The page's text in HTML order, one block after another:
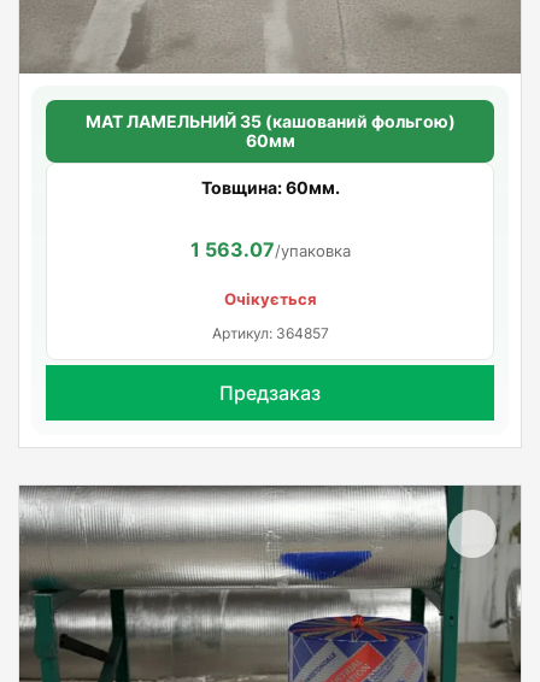
МАТ ЛАМЕЛЬНИЙ 35 (кашований фольгою)
60мм
Товщина: 60мм.
1 563.07/упаковка
Очікується
Артикул: 364857
Предзаказ